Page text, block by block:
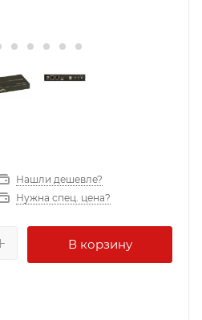
Нашли дешевле?
Нужна спец. цена?
В корзину